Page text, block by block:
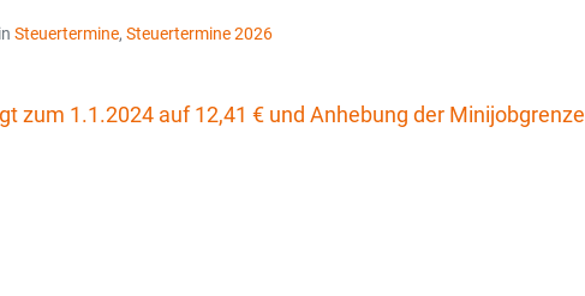
in Steuertermine, Steuertermine 2026
zum 1.1.2024 auf 12,41 € und Anhebung der Minijobgrenze